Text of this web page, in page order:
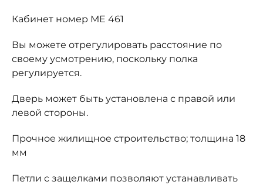
Кабинет номер МЕ 461
Вы можете отрегулировать расстояние по
своему усмотрению, поскольку полка
регулируется.
Дверь может быть установлена с правой или
левой стороны.
Прочное жилищное строительство; толщина 18
мм
Петли с защелками позволяют устанавливать